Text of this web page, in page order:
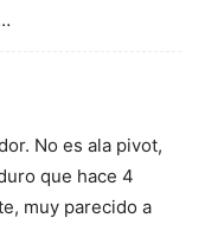
No es ala pivot,
que hace 4
muy parecido a